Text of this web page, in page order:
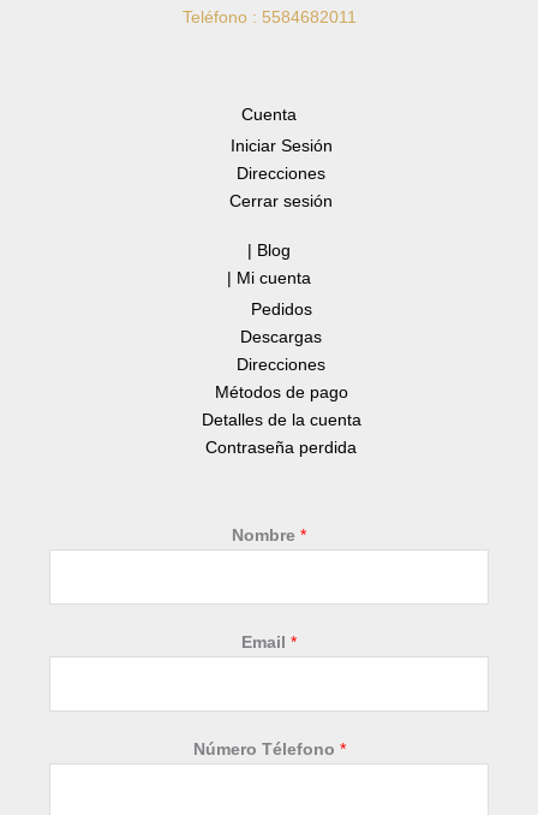
Teléfono : 5584682011
Cuenta
Iniciar Sesión
Direcciones
Cerrar sesión
| Blog
| Mi cuenta
Pedidos
Descargas
Direcciones
Métodos de pago
Detalles de la cuenta
Contraseña perdida
Nombre *
m
i
l
D
Email *
Número Télefono *